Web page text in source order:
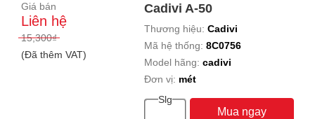
Giá bán
Liên hệ
15,300₫
(Đã thêm VAT)
Cadivi A-50
Thương hiệu:Cadivi
Mã hệ thống:8C0756
Model hãng:cadivi
Đơn vị: mét
Slg
Mua ngay